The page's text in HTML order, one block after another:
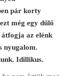
pár korty
még egy dűlő
az elénk
nyugalom.
Idillikus.